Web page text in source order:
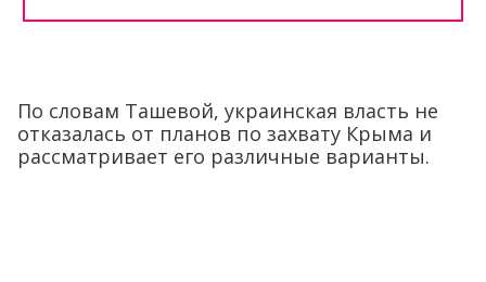
По словам Ташевой, украинская власть не
отказалась от планов по захвату Крыма и
рассматривает его различные варианты.